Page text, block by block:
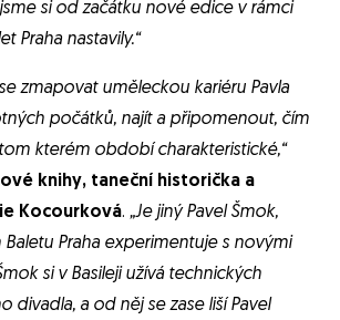
si od začátku nové edice v rámci
Praha nastavily.“
zmapovat uměleckou kariéru Pavla
počátků, najít a připomenout, čím
kterém období charakteristické,“
knihy, taneční historička a
Kocourková. „Je jiný Pavel Šmok,
Baletu Praha experimentuje s novými
si v Basileji užívá technických
divadla, a od něj se zase liší Pavel